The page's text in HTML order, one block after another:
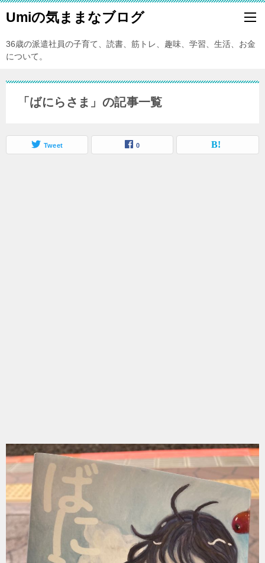
Umiの気ままなブログ
36歳の派遣社員の子育て、読書、筋トレ、趣味、学習、生活、お金
について。
「ばにらさま」の記事一覧
Tweet 0